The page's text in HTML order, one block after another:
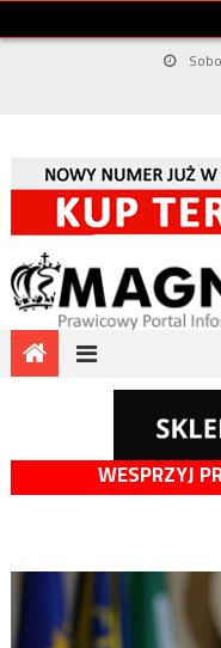
WESPRZYJ